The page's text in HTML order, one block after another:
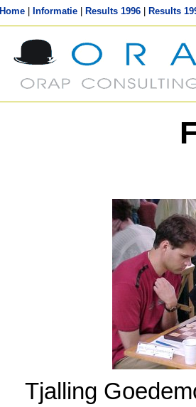
Home Informatie Results 1996 Results
Tjalling